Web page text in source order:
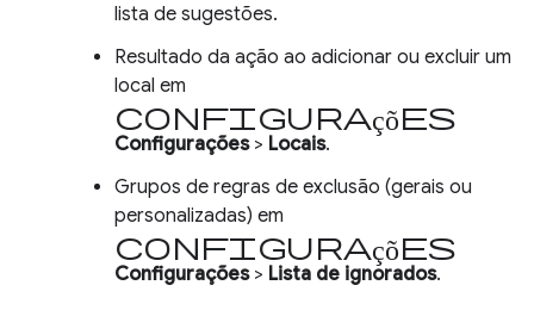
lista de sugestões.
Resultado da ação ao adicionar ou excluir um
local em
configurações
Configurações> Locais.
Grupos de regras de exclusão (gerais ou
personalizadas) em
configurações
Configurações> Lista de ignorados.